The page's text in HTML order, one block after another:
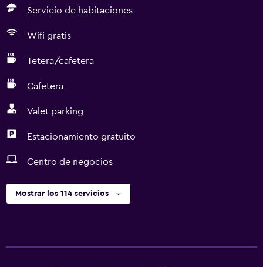
Servicio de habitaciones
Wifi gratis
Tetera/cafetera
Cafetera
Valet parking
Estacionamiento gratuito
Centro de negocios
Mostrar los 114 servicios